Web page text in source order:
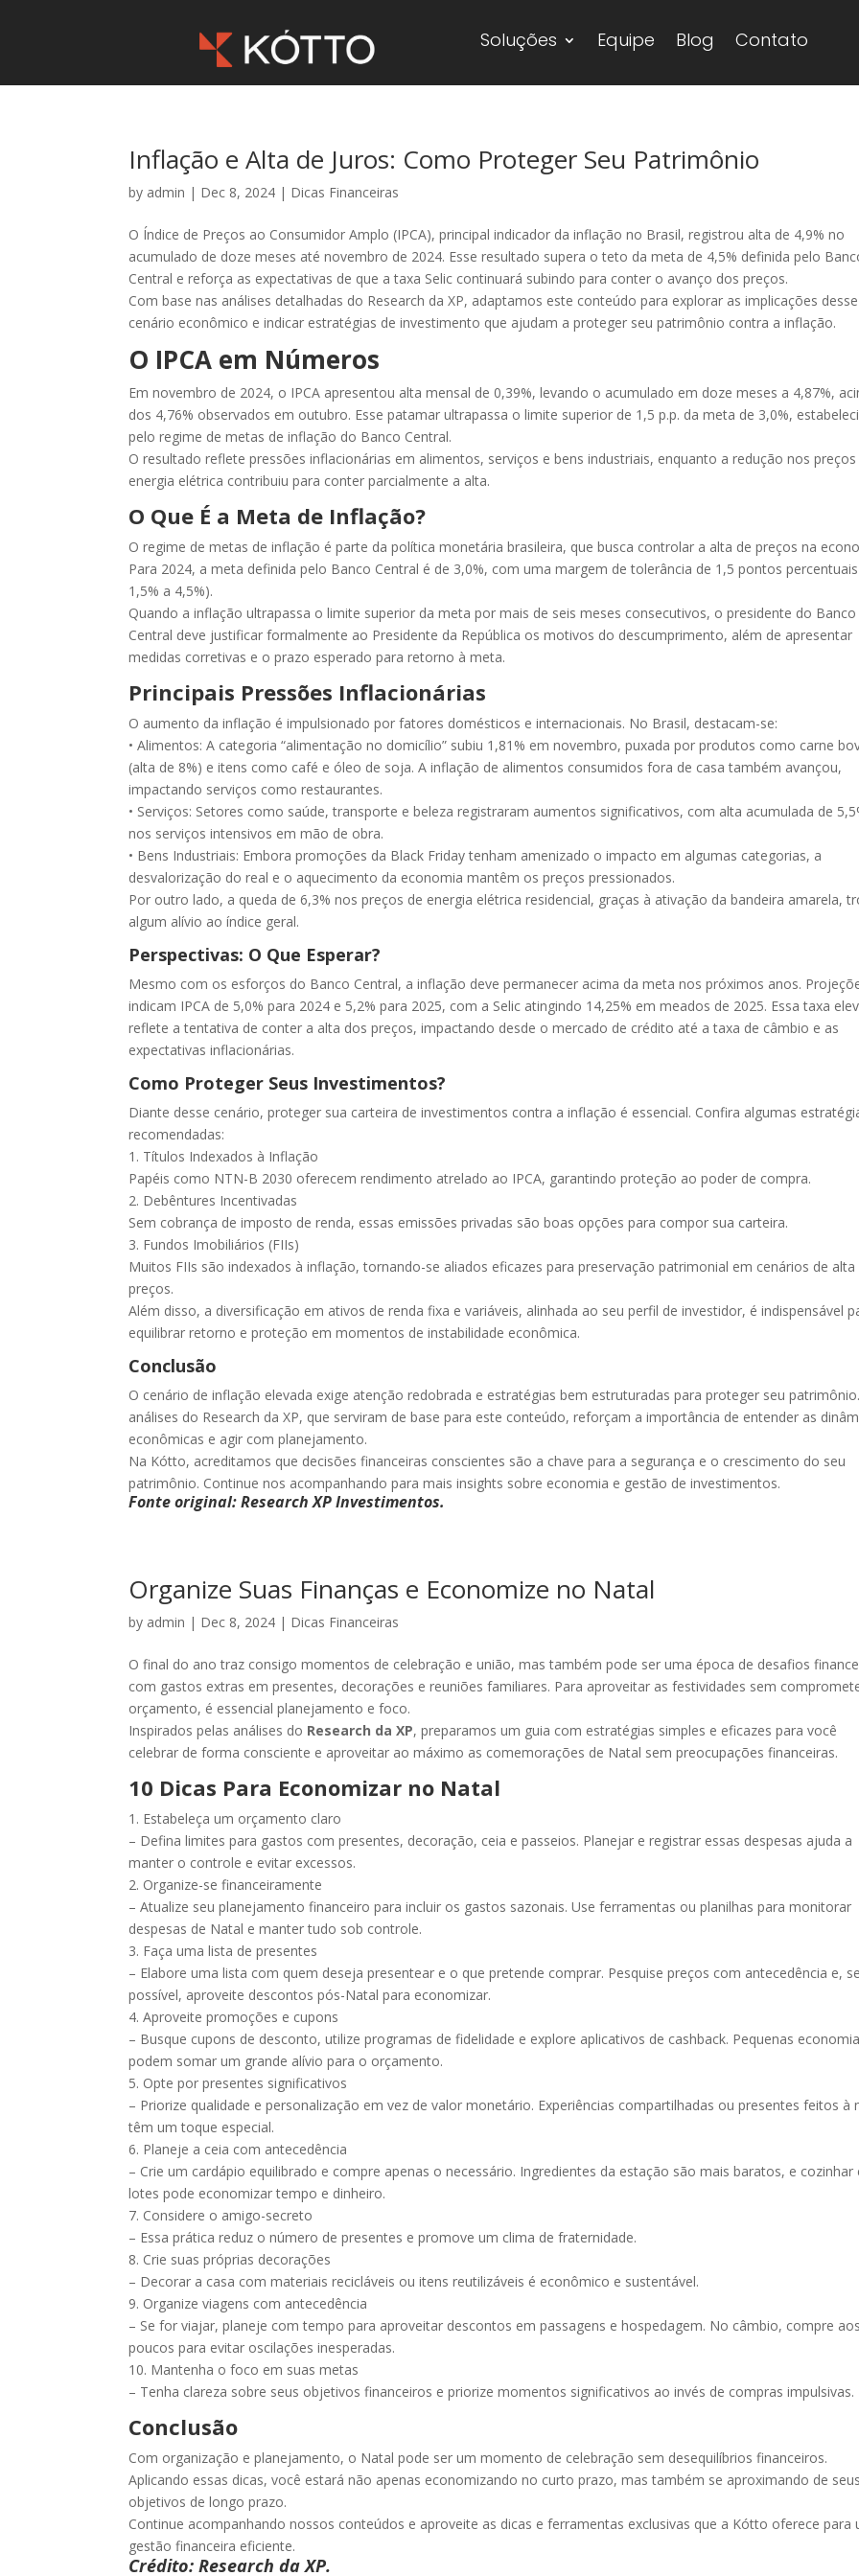
Soluções Equipe Blog Contato
Inflação e Alta de Juros: Como Proteger Seu Patrimônio
by admin | Dec 8, 2024 | Dicas Financeiras
O Índice de Preços ao Consumidor Amplo (IPCA), principal indicador da inflação no Brasil, registrou alta de 4,9% no
acumulado de doze meses até novembro de 2024. Esse resultado supera o teto da meta de 4,5% definida pelo
Central e reforça as expectativas de que a taxa Selic continuará subindo para conter o avanço dos preços.
Com base nas análises detalhadas do Research da XP, adaptamos este conteúdo para explorar as implicações desse
cenário econômico e indicar estratégias de investimento que ajudam a proteger seu patrimônio contra a inflação.
O IPCA em Números
Em novembro de 2024, o IPCA apresentou alta mensal de 0,39%, levando o acumulado em doze meses a 4,87%,
dos 4,76% observados em outubro. Esse patamar ultrapassa o limite superior de 1,5 p.p. da meta de 3,0%,
pelo regime de metas de inflação do Banco Central.
O resultado reflete pressões inflacionárias em alimentos, serviços e bens industriais, enquanto a redução nos preços
energia elétrica contribuiu para conter parcialmente a alta.
O Que É a Meta de Inflação?
O regime de metas de inflação é parte da política monetária brasileira, que busca controlar a alta de preços na
Para 2024, a meta definida pelo Banco Central é de 3,0%, com uma margem de tolerância de 1,5 pontos
1,5% a 4,5%).
Quando a inflação ultrapassa o limite superior da meta por mais de seis meses consecutivos, o presidente do Banco
Central deve justificar formalmente ao Presidente da República os motivos do descumprimento, além de apresentar
medidas corretivas e o prazo esperado para retorno à meta.
Principais Pressões Inflacionárias
O aumento da inflação é impulsionado por fatores domésticos e internacionais. No Brasil, destacam-se:
• Alimentos: A categoria “alimentação no domicílio” subiu 1,81% em novembro, puxada por produtos como carne
(alta de 8%) e itens como café e óleo de soja. A inflação de alimentos consumidos fora de casa também avançou,
impactando serviços como restaurantes.
• Serviços: Setores como saúde, transporte e beleza registraram aumentos significativos, com alta acumulada de
nos serviços intensivos em mão de obra.
• Bens Industriais: Embora promoções da Black Friday tenham amenizado o impacto em algumas categorias, a
desvalorização do real e o aquecimento da economia mantêm os preços pressionados.
Por outro lado, a queda de 6,3% nos preços de energia elétrica residencial, graças à ativação da bandeira amarela,
algum alívio ao índice geral.
Perspectivas: O Que Esperar?
Mesmo com os esforços do Banco Central, a inflação deve permanecer acima da meta nos próximos anos.
indicam IPCA de 5,0% para 2024 e 5,2% para 2025, com a Selic atingindo 14,25% em meados de 2025. Essa taxa
reflete a tentativa de conter a alta dos preços, impactando desde o mercado de crédito até a taxa de câmbio e as
expectativas inflacionárias.
Como Proteger Seus Investimentos?
Diante desse cenário, proteger sua carteira de investimentos contra a inflação é essencial. Confira algumas
recomendadas:
1. Títulos Indexados à Inflação
Papéis como NTN-B 2030 oferecem rendimento atrelado ao IPCA, garantindo proteção ao poder de compra.
2. Debêntures Incentivadas
Sem cobrança de imposto de renda, essas emissões privadas são boas opções para compor sua carteira.
3. Fundos Imobiliários (FIIs)
Muitos FIIs são indexados à inflação, tornando-se aliados eficazes para preservação patrimonial em cenários de alta
preços.
Além disso, a diversificação em ativos de renda fixa e variáveis, alinhada ao seu perfil de investidor, é indispensável
equilibrar retorno e proteção em momentos de instabilidade econômica.
Conclusão
O cenário de inflação elevada exige atenção redobrada e estratégias bem estruturadas para proteger seu
análises do Research da XP, que serviram de base para este conteúdo, reforçam a importância de entender as
econômicas e agir com planejamento.
Na Kótto, acreditamos que decisões financeiras conscientes são a chave para a segurança e o crescimento do seu
patrimônio. Continue nos acompanhando para mais insights sobre economia e gestão de investimentos.
Fonte original: Research XP Investimentos.
Organize Suas Finanças e Economize no Natal
by admin | Dec 8, 2024 | Dicas Financeiras
O final do ano traz consigo momentos de celebração e união, mas também pode ser uma época de desafios
com gastos extras em presentes, decorações e reuniões familiares. Para aproveitar as festividades sem
orçamento, é essencial planejamento e foco.
Inspirados pelas análises do Research da XP, preparamos um guia com estratégias simples e eficazes para você
celebrar de forma consciente e aproveitar ao máximo as comemorações de Natal sem preocupações financeiras.
10 Dicas Para Economizar no Natal
1. Estabeleça um orçamento claro
– Defina limites para gastos com presentes, decoração, ceia e passeios. Planejar e registrar essas despesas ajuda a
manter o controle e evitar excessos.
2. Organize-se financeiramente
– Atualize seu planejamento financeiro para incluir os gastos sazonais. Use ferramentas ou planilhas para monitorar
despesas de Natal e manter tudo sob controle.
3. Faça uma lista de presentes
– Elabore uma lista com quem deseja presentear e o que pretende comprar. Pesquise preços com antecedência e, se
possível, aproveite descontos pós-Natal para economizar.
4. Aproveite promoções e cupons
– Busque cupons de desconto, utilize programas de fidelidade e explore aplicativos de cashback. Pequenas
podem somar um grande alívio para o orçamento.
5. Opte por presentes significativos
– Priorize qualidade e personalização em vez de valor monetário. Experiências compartilhadas ou presentes feitos à
têm um toque especial.
6. Planeje a ceia com antecedência
– Crie um cardápio equilibrado e compre apenas o necessário. Ingredientes da estação são mais baratos, e cozinhar
lotes pode economizar tempo e dinheiro.
7. Considere o amigo-secreto
– Essa prática reduz o número de presentes e promove um clima de fraternidade.
8. Crie suas próprias decorações
– Decorar a casa com materiais recicláveis ou itens reutilizáveis é econômico e sustentável.
9. Organize viagens com antecedência
– Se for viajar, planeje com tempo para aproveitar descontos em passagens e hospedagem. No câmbio, compre aos
poucos para evitar oscilações inesperadas.
10. Mantenha o foco em suas metas
– Tenha clareza sobre seus objetivos financeiros e priorize momentos significativos ao invés de compras impulsivas.
Conclusão
Com organização e planejamento, o Natal pode ser um momento de celebração sem desequilíbrios financeiros.
Aplicando essas dicas, você estará não apenas economizando no curto prazo, mas também se aproximando de seus
objetivos de longo prazo.
Continue acompanhando nossos conteúdos e aproveite as dicas e ferramentas exclusivas que a Kótto oferece para
gestão financeira eficiente.
Crédito: Research da XP.